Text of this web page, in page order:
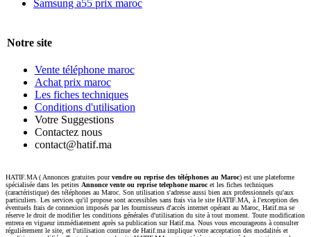
Samsung a55 prix maroc
Notre site
Vente téléphone maroc
Achat prix maroc
Les fiches techniques
Conditions d'utilisation
Votre Suggestions
Contactez nous
contact@hatif.ma
HATIF.MA ( Annonces gratuites pourvendre ou reprise des téléphones au Maroc) est une plateforme
spécialisée dans les petites Annonce vente ou reprise telephone maroc et les fiches techniques
(caractéristique) des téléphones au Maroc. Son utilisation s'adresse aussi bien aux professionnels qu'aux
particuliers. Les services qu'il propose sont accessibles sans frais via le site HATIF.MA, à l'exception des
éventuels frais de connexion imposés par les fournisseurs d'accès internet opérant au Maroc, Hatif.ma se
réserve le droit de modifier les conditions générales d'utilisation du site à tout moment. Toute modification
entrera en vigueur immédiatement après sa publication sur Hatif.ma. Nous vous encourageons à consulter
régulièrement le site, et l'utilisation continue de Hatif.ma implique votre acceptation des modalités et